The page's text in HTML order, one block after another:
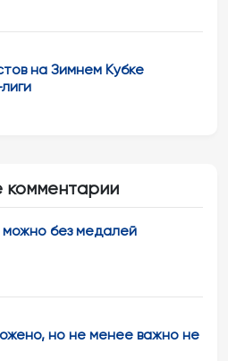
на Зимнем Кубке
можно без медалей
но не менее важно не